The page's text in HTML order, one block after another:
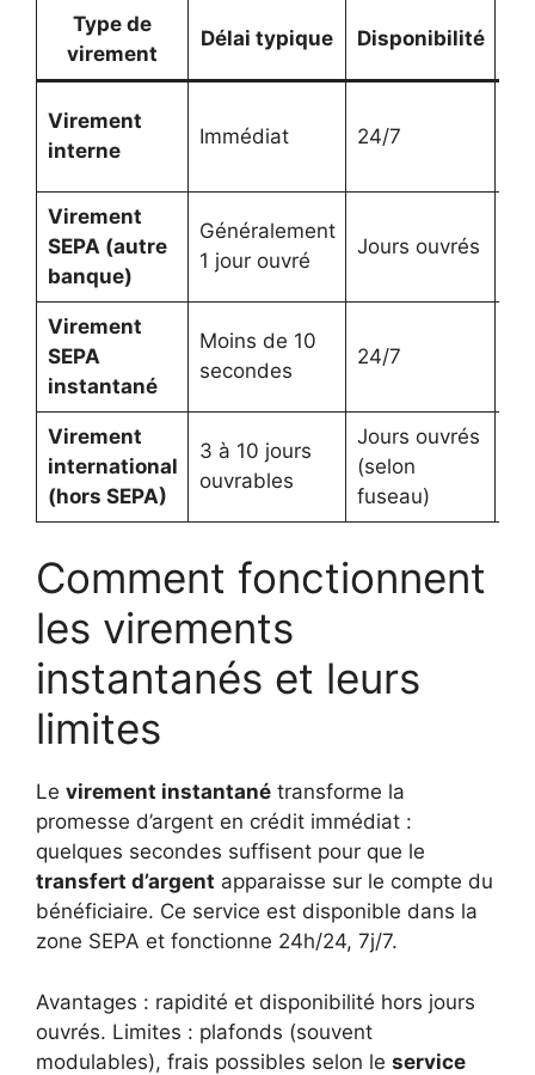
Type de
virement
Délai typique Disponibilité
Virement
interne
Immédiat 24/7
Virement
SEPA (autre
banque)
Généralement
1 jour ouvré
Jours ouvrés
Virement
SEPA
instantané
Moins de 10
secondes
24/7
Virement
international
(hors SEPA)
3 à 10 jours
ouvrables
Jours ouvrés
(selon
fuseau)
Comment fonctionnent
les virements
instantanés et leurs
limites
Le virement instantané transforme la
promesse d’argent en crédit immédiat :
quelques secondes suffisent pour que le
transfert d’argent apparaisse sur le compte du
bénéficiaire. Ce service est disponible dans la
zone SEPA et fonctionne 24h/24, 7j/7.
Avantages : rapidité et disponibilité hors jours
ouvrés. Limites : plafonds (souvent
modulables), frais possibles selon le service